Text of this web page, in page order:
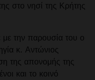
στο νησί της Κρήτης
με την παρουσία του ο
κ. Αντώνιος
της απονομής της
και το κοινό